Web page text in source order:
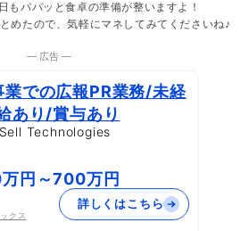
もパパッと食卓の準備が整いますよ！
めたので、気軽にマネしてみてくださいね♪
― 広告 ―
業での広報PR業務/未経
あり/賞与あり
Technologies
円～700万円
クス
詳しくはこちら